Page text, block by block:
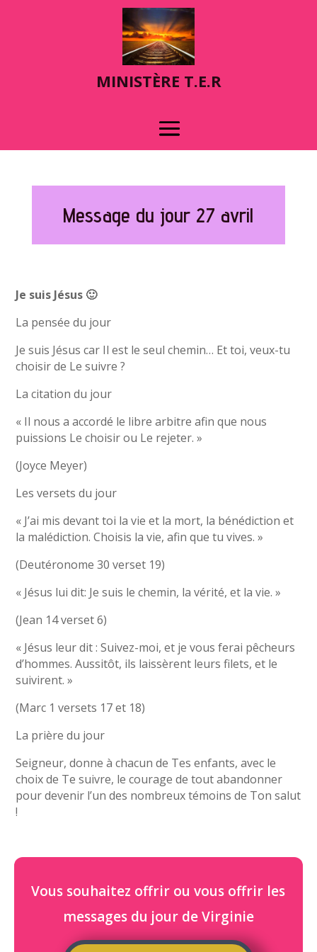
MINISTÈRE T.E.R
Message du jour 27 avril
Je suis Jésus 🙂
La pensée du jour
Je suis Jésus car Il est le seul chemin… Et toi, veux-tu
choisir de Le suivre ?
La citation du jour
« Il nous a accordé le libre arbitre afin que nous
puissions Le choisir ou Le rejeter. »
(Joyce Meyer)
Les versets du jour
« J’ai mis devant toi la vie et la mort, la bénédiction et
la malédiction. Choisis la vie, afin que tu vives. »
(Deutéronome 30 verset 19)
« Jésus lui dit: Je suis le chemin, la vérité, et la vie. »
(Jean 14 verset 6)
« Jésus leur dit : Suivez-moi, et je vous ferai pêcheurs
d’hommes. Aussitôt, ils laissèrent leurs filets, et le
suivirent. »
(Marc 1 versets 17 et 18)
La prière du jour
Seigneur, donne à chacun de Tes enfants, avec le
choix de Te suivre, le courage de tout abandonner
pour devenir l’un des nombreux témoins de Ton salut
!
Vous souhaitez offrir ou vous offrir les
messages du jour de Virginie